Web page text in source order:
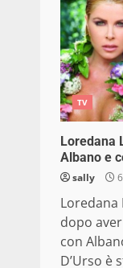
TV
Loredana
Albano e
sally
Loredana
dopo
con
D’Urso è